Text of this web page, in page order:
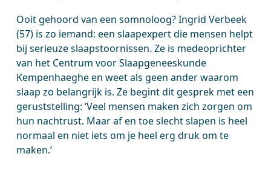
Ooit gehoord van een somnoloog? Ingrid Verbeek
(57) is zo iemand: een slaapexpert die mensen helpt
bij serieuze slaapstoornissen. Ze is medeoprichter
van het Centrum voor Slaapgeneeskunde
Kempenhaeghe en weet als geen ander waarom
slaap zo belangrijk is. Ze begint dit gesprek met een
geruststelling: ‘Veel mensen maken zich zorgen om
hun nachtrust. Maar af en toe slecht slapen is heel
normaal en niet iets om je heel erg druk om te
maken.’